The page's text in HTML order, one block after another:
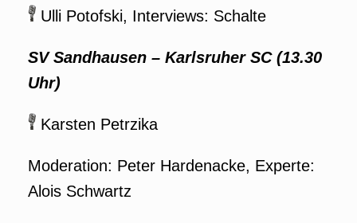
Ulli Potofski, Interviews: Schalte
SV Sandhausen – Karlsruher SC (13.30
Uhr)
Karsten Petrzika
Moderation: Peter Hardenacke, Experte:
Alois Schwartz